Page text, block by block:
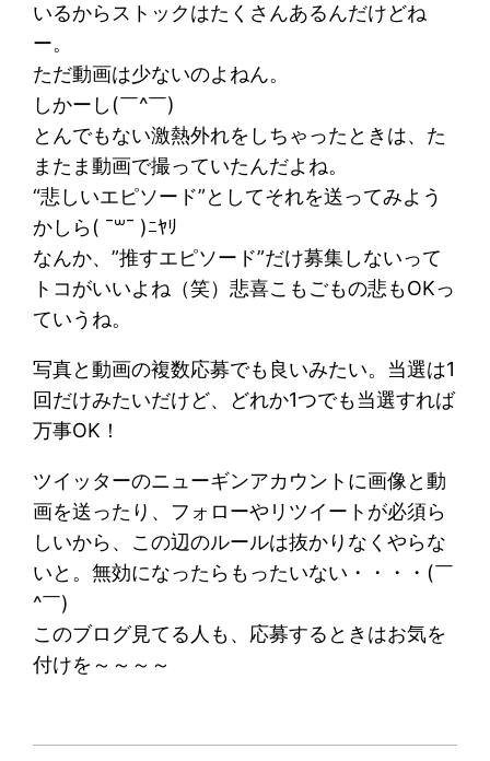
いるからストックはたくさんあるんだけどね
ー。
ただ動画は少ないのよねん。
しかーし(￣^￣)ゞ
とんでもない激熱外れをしちゃったときは、た
またま動画で撮っていたんだよね。
“悲しいエピソード”としてそれを送ってみよう
かしら( ¯꒳¯ )ﾆﾔﾘ
なんか、”推すエピソード”だけ募集しないって
トコがいいよね（笑）悲喜こもごもの悲もOKっ
ていうね。
写真と動画の複数応募でも良いみたい。当選は1
回だけみたいだけど、どれか1つでも当選すれば
万事OK！
ツイッターのニューギンアカウントに画像と動
画を送ったり、フォローやリツイートが必須ら
しいから、この辺のルールは抜かりなくやらな
いと。無効になったらもったいない・・・・(￣
^￣)ゞ
このブログ見てる人も、応募するときはお気を
付けを～～～～